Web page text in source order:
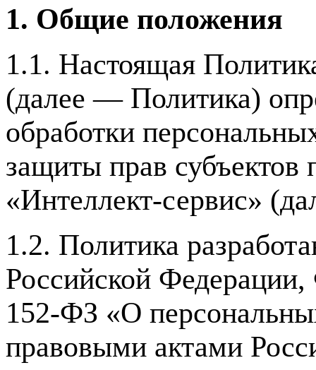
1. Общие положения
1.1. Настоящая
(далее — Политика)
обработки
защиты прав
«Интеллект-сервис»
1.2. Политика
Российской
152-ФЗ «О
правовыми актами